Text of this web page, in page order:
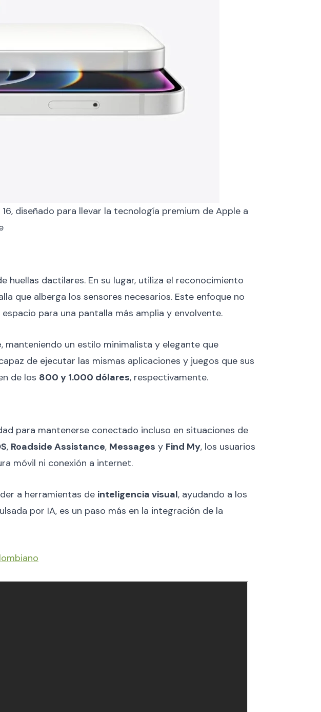
diseñado para llevar la tecnología premium de Apple a
huellas dactilares. En su lugar, utiliza el reconocimiento
que alberga los sensores necesarios. Este enfoque no
para una pantalla más amplia y envolvente.
, manteniendo un estilo minimalista y elegante que
de ejecutar las mismas aplicaciones y juegos que sus
de los 800 y 1.000 dólares, respectivamente.
para mantenerse conectado incluso en situaciones de
, Roadside Assistance, Messages y Find My, los usuarios
móvil ni conexión a internet.
a herramientas de inteligencia visual, ayudando a los
por IA, es un paso más en la integración de la